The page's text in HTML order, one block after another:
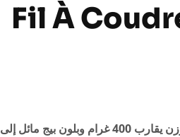
Fil À
في الصورة نرى بكرة خيط خياطة كبيرة بوزن يقارب 400 غرام وبلون بيج مائل إلى